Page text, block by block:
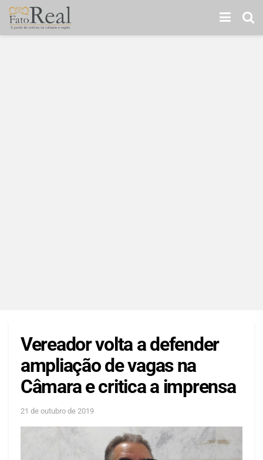
Vereador volta a defender
ampliação de vagas na
Câmara e critica a imprensa
21 de outubro de 2019